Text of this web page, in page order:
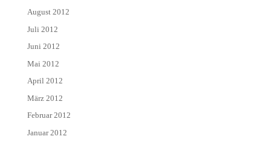
August 2012
Juli 2012
Juni 2012
Mai 2012
April 2012
März 2012
Februar 2012
Januar 2012